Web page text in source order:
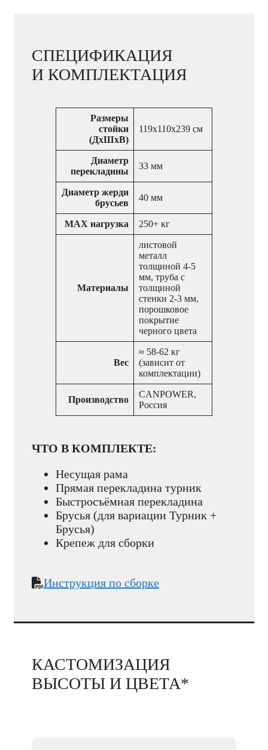
СПЕЦИФИКАЦИЯ
И КОМПЛЕКТАЦИЯ
Размеры
стойки
(ДхШхВ)
119x110x239 см
Диаметр
перекладины
33 мм
Диаметр жерди
брусьев
40 мм
MAX нагрузка 250+ кг
Материалы
листовой
металл
толщиной 4-5
мм, труба c
толщиной
стенки 2-3 мм,
порошковое
покрытие
черного цвета
Вес
≈ 58-62 кг
(зависит от
комплектации)
Производство
CANPOWER,
Россия
ЧТО В КОМПЛЕКТЕ:
Несущая рама
Прямая перекладина турник
Быстросъёмная перекладина
Брусья (для вариации Турник +
Брусья)
Крепеж для сборки
Инструкция по сборке
КАСТОМИЗАЦИЯ
ВЫСОТЫ И ЦВЕТА*